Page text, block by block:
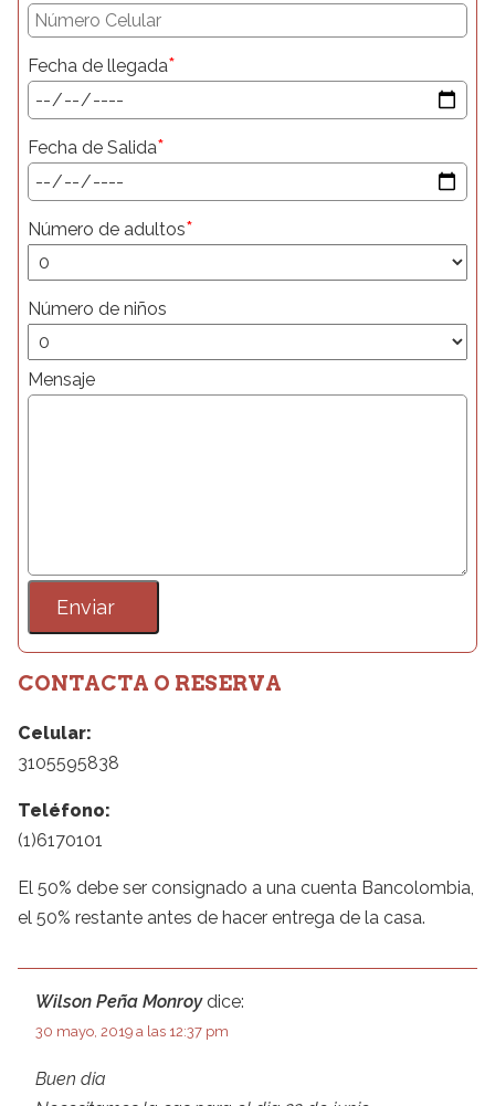
Fecha de llegada*
Fecha de Salida*
Número de adultos*
Número de niños
Mensaje
CONTACTA O RESERVA
Celular:
3105595838
Teléfono:
(1)6170101
El 50% debe ser consignado a una cuenta Bancolombia,
el 50% restante antes de hacer entrega de la casa.
Wilson Peña Monroy dice:
30 mayo, 2019 a las 12:37 pm
Buen dia